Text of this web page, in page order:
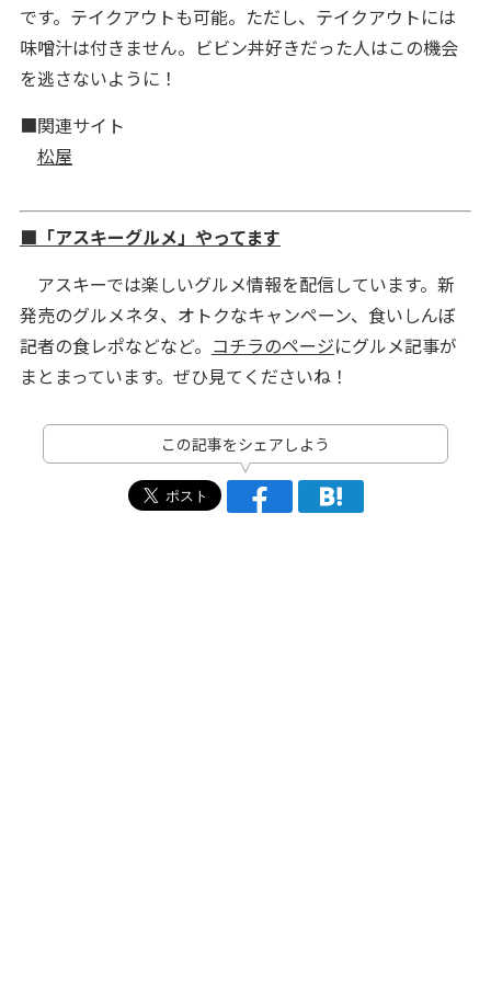
です。テイクアウトも可能。ただし、テイクアウトには
味噌汁は付きません。ビビン丼好きだった人はこの機会
を逃さないように！
■関連サイト
松屋
■「アスキーグルメ」やってます
アスキーでは楽しいグルメ情報を配信しています。新
発売のグルメネタ、オトクなキャンペーン、食いしんぼ
記者の食レポなどなど。 コチラのページにグルメ記事が
まとまっています。ぜひ見てくださいね！
この記事をシェアしよう